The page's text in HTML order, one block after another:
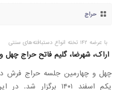
حراج
با عرضه 142 تخته انواع دستبافته‌های سنتی
اراک، شهرضا، گلیم فاتح حراج چهل
چهل و چهارمین جلسه حراج فرش